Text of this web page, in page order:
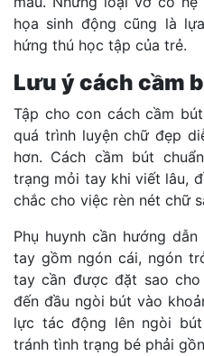
họa sinh động cũng là
hứng thú học tập của trẻ.
Lưu ý cách cầm
Tập cho con cách cầm
quá trình luyện chữ đẹp
hơn. Cách cầm bút
trạng mỏi tay khi viết lâu,
chắc cho việc rèn nét chữ
Phụ huynh cần hướng
tay gồm ngón cái, ngón
tay cần được đặt sao
đến đầu ngòi bút vào
lực tác động lên ngòi
tránh tình trạng bé phải